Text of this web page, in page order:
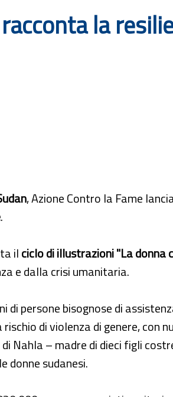
la
, Azione Contro la Fame
.
ilciclo di illustrazioni "La donna
e dalla crisi umanitaria.
persone bisognose di
di violenza di genere, con
Nahla – madre di dieci figli
donne sudanesi.